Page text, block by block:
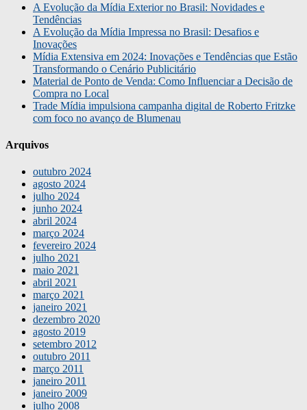
A Evolução da Mídia Exterior no Brasil: Novidades e
Tendências
A Evolução da Mídia Impressa no Brasil: Desafios e
Inovações
Mídia Extensiva em 2024: Inovações e Tendências que Estão
Transformando o Cenário Publicitário
Material de Ponto de Venda: Como Influenciar a Decisão de
Compra no Local
Trade Mídia impulsiona campanha digital de Roberto Fritzke
com foco no avanço de Blumenau
Arquivos
outubro 2024
agosto 2024
julho 2024
junho 2024
abril 2024
março 2024
fevereiro 2024
julho 2021
maio 2021
abril 2021
março 2021
janeiro 2021
dezembro 2020
agosto 2019
setembro 2012
outubro 2011
março 2011
janeiro 2011
janeiro 2009
julho 2008